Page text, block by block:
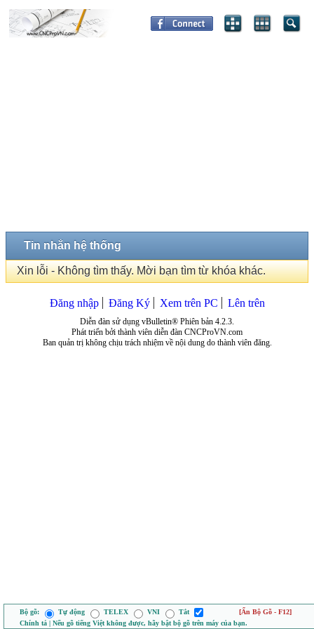
Tin nhắn hệ thống
Xin lỗi - Không tìm thấy. Mời bạn tìm từ khóa khác.
Đăng nhập Đăng Ký Xem trên PC Lên trên
Diễn đàn sử dụng vBulletin® Phiên bản 4.2.3.
Phát triển bởi thành viên diễn đàn CNCProVN.com
Ban quản trị không chịu trách nhiệm về nội dung do thành viên đăng.
Bộ gõ: Tự động TELEX VNI Tắt
[Ẩn Bộ Gõ - F12]
Chính tả | Nếu gõ tiếng Việt không được, hãy bật bộ gõ trên máy của bạn.